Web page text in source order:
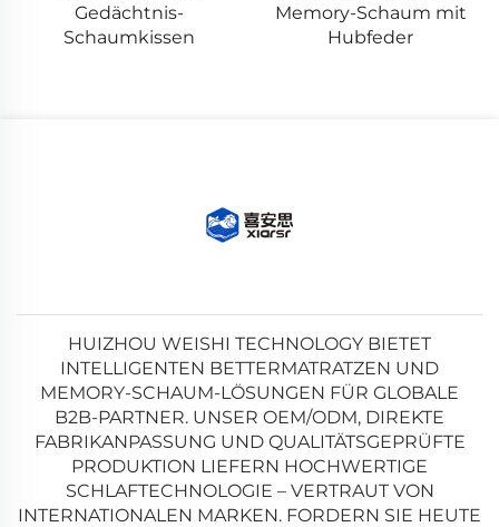
Gedächtnis-
Schaumkissen
Memory-Schaum mit
Hubfeder
HUIZHOU WEISHI TECHNOLOGY BIETET
INTELLIGENTEN BETTERMATRATZEN UND
MEMORY-SCHAUM-LÖSUNGEN FÜR GLOBALE
B2B-PARTNER. UNSER OEM/ODM, DIREKTE
FABRIKANPASSUNG UND QUALITÄTSGEPRÜFTE
PRODUKTION LIEFERN HOCHWERTIGE
SCHLAFTECHNOLOGIE – VERTRAUT VON
INTERNATIONALEN MARKEN. FORDERN SIE HEUTE